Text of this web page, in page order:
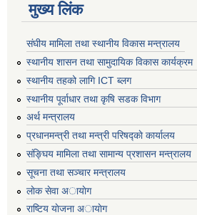
मुख्य लिंक
संघीय मामिला तथा स्थानीय विकास मन्त्रालय
स्थानीय शासन तथा सामुदायिक विकास कार्यक्रम
स्थानीय तहको लागि ICT ब्लग
स्थानीय पूर्वाधार तथा कृषि सडक विभाग
अर्थ मन्त्रालय
प्रधानमन्त्री तथा मन्त्री परिषद्काे कार्यालय
संङ्घिय मामिला तथा सामान्य प्रशासन मन्त्रालय
सूचना तथा सञ्चार मन्त्रालय
लाेक सेवा अायाेग
राष्टिय याेजना अायाेग